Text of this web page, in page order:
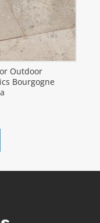
Outdoor
Bourgogne